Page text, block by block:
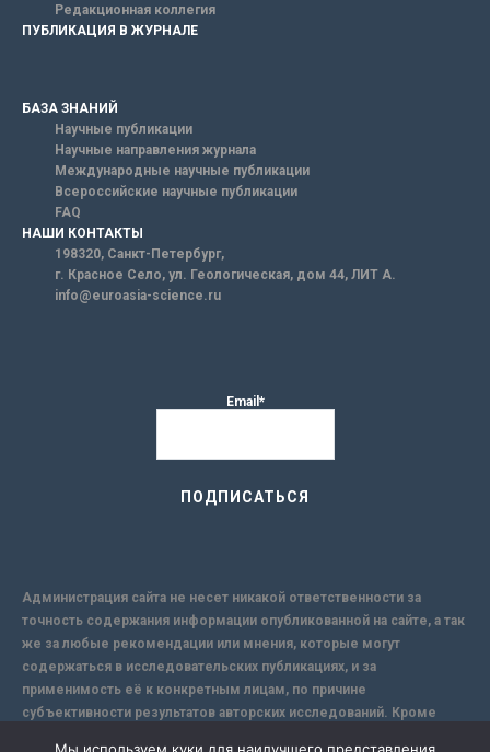
Редакционная коллегия
ПУБЛИКАЦИЯ В ЖУРНАЛЕ
БАЗА ЗНАНИЙ
Научные публикации
Научные направления журнала
Международные научные публикации
Всероссийские научные публикации
FAQ
НАШИ КОНТАКТЫ
198320, Санкт-Петербург,
г. Красное Село, ул. Геологическая, дом 44, ЛИТ А.
info@euroasia-science.ru
Email*
Администрация сайта не несет никакой ответственности за
точность содержания информации опубликованной на сайте, а так
же за любые рекомендации или мнения, которые могут
содержаться в исследовательских публикациях, и за
применимость её к конкретным лицам, по причине
субъективности результатов авторских исследований. Кроме